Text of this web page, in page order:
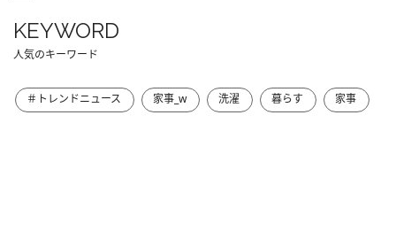
KEYWORD
人気のキーワード
＃トレンドニュース 家事_w 洗濯 暮らす 家事